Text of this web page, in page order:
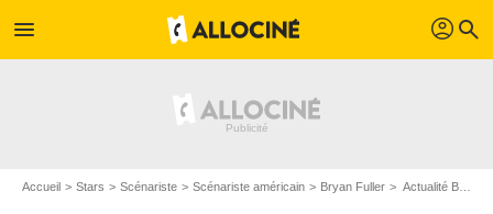
menu profil search
Accueil Stars Scénariste Scénariste américain Bryan Fuller Actualité Bryan Fuller